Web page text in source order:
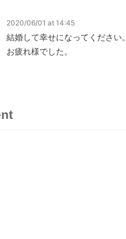
2020/06/01 at 14:45
結婚して幸せになってください。
お疲れ様でした。